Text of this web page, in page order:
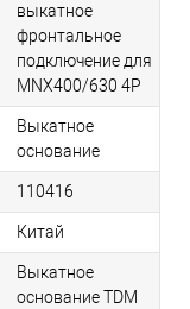
выкатное
фронтальное
подключение для
MNX400/630 4P
Выкатное
основание
110416
Китай
Выкатное
основание TDM